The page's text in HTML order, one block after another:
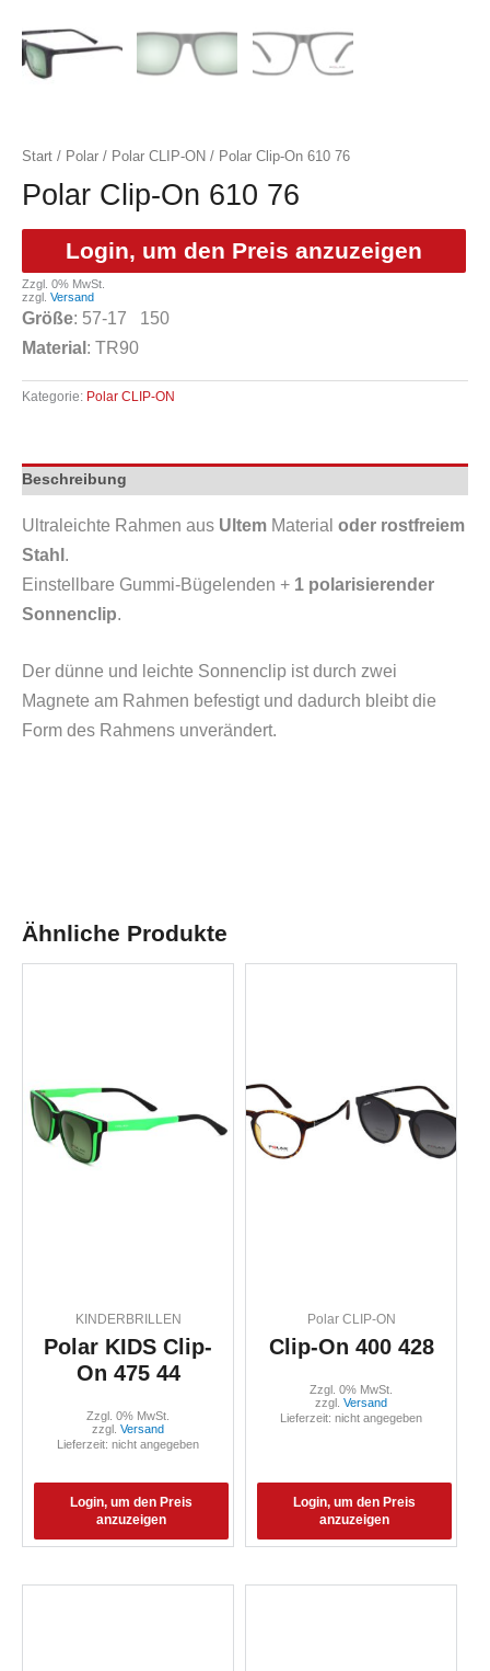
Start / Polar / Polar CLIP-ON / Polar Clip-On 610 76
Polar Clip-On 610 76
Login, um den Preis anzuzeigen
Zzgl. 0% MwSt.
zzgl. Versand
Größe: 57-17 150
Material : TR90
Kategorie: Polar CLIP-ON
Beschreibung
Ultraleichte Rahmen aus Ultem Material oder rostfreiem
Stahl .
Einstellbare Gummi-Bügelenden + 1 polarisierender
Sonnenclip.
Der dünne und leichte Sonnenclip ist durch zwei
Magnete am Rahmen befestigt und dadurch bleibt die
Form des Rahmens unverändert.
Ähnliche Produkte
KINDERBRILLEN
Polar KIDS Clip-
On 475 44
Login, um den Preis
anzuzeigen
Zzgl. 0% MwSt.
zzgl. Versand
Lieferzeit: nicht angegeben
Polar CLIP-ON
Clip-On 400 428
Login, um den Preis
anzuzeigen
Zzgl. 0% MwSt.
zzgl. Versand
Lieferzeit: nicht angegeben